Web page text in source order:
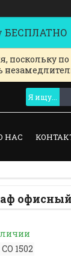
БЕСПЛАТНО
НАС
офисный
СО 1502